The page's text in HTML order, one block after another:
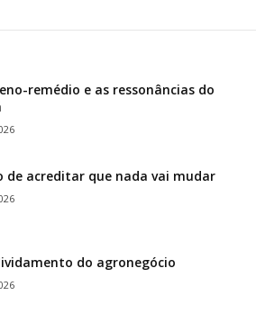
remédio e as ressonâncias do
de acreditar que nada vai mudar
do agronegócio